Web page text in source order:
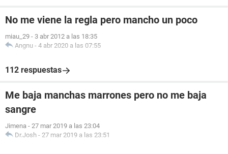
No me viene la regla pero mancho un poco
miau_29 - 3 abr 2012 a las 18:35
Angnu - 4 abr 2020 a las 07:55
112 respuestas
Me baja manchas marrones pero no me baja
sangre
Jimena - 27 mar 2019 a las 23:04
Dr.Josh - 27 mar 2019 a las 23:51